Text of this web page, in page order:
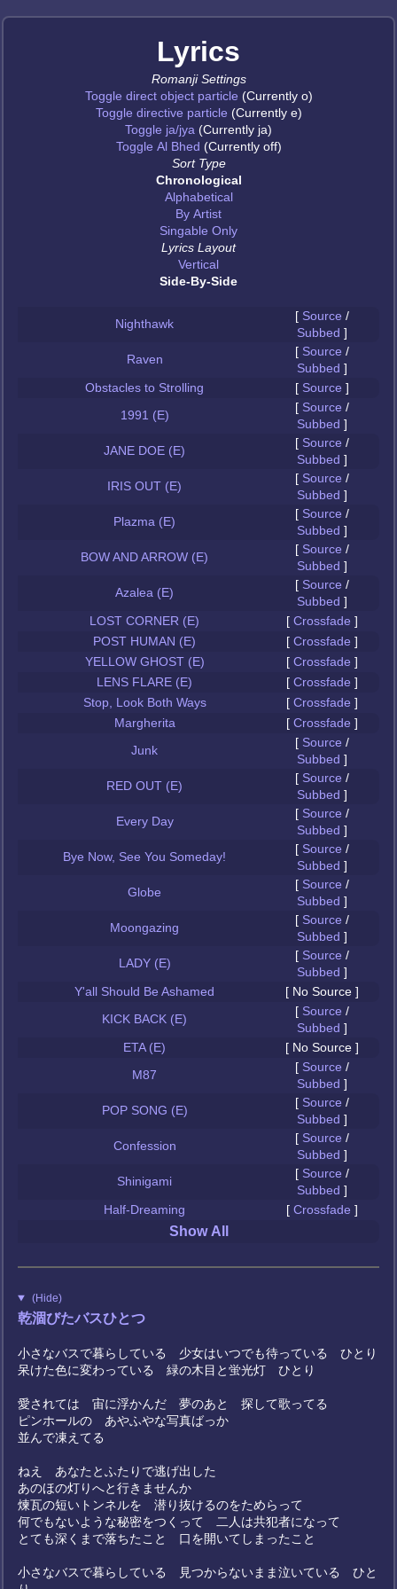
Lyrics
Romanji Settings
Toggle direct object particle (Currently o)
Toggle directive particle (Currently e)
Toggle ja/jya (Currently ja)
Toggle Al Bhed (Currently off)
Sort Type
Chronological
Alphabetical
By Artist
Singable Only
Lyrics Layout
Vertical
Side-By-Side
Nighthawk
[ Source /
Subbed ]
Raven
[ Source /
Subbed ]
Obstacles to Strolling
[ Source ]
1991 (E)
[ Source /
Subbed ]
JANE DOE (E)
[ Source /
Subbed ]
IRIS OUT (E)
[ Source /
Subbed ]
Plazma (E)
[ Source /
Subbed ]
BOW AND ARROW (E)
[ Source /
Subbed ]
Azalea (E)
[ Source /
Subbed ]
LOST CORNER (E)
[ Crossfade ]
POST HUMAN (E)
[ Crossfade ]
YELLOW GHOST (E)
[ Crossfade ]
LENS FLARE (E)
[ Crossfade ]
Stop, Look Both Ways
[ Crossfade ]
Margherita
[ Crossfade ]
Junk
[ Source /
Subbed ]
RED OUT (E)
[ Source /
Subbed ]
Every Day
[ Source /
Subbed ]
Bye Now, See You Someday!
[ Source /
Subbed ]
Globe
[ Source /
Subbed ]
Moongazing
[ Source /
Subbed ]
LADY (E)
[ Source /
Subbed ]
Y'all Should Be Ashamed
[ No Source ]
KICK BACK (E)
[ Source /
Subbed ]
ETA (E)
[ No Source ]
M87
[ Source /
Subbed ]
POP SONG (E)
[ Source /
Subbed ]
Confession
[ Source /
Subbed ]
Shinigami
[ Source /
Subbed ]
Half-Dreaming
[ Crossfade ]
Show All
(Hide)
乾涸びたバスひとつ
小さなバスで暮らしている 少女はいつでも待っている ひとり
呆けた色に変わっている 緑の木目と蛍光灯 ひとり
愛されては 宙に浮かんだ 夢のあと 探して歌ってる
ピンホールの あやふやな写真ばっか
並んで凍えてる
ねえ あなたとふたりで逃げ出した
あのほの灯りへと行きませんか
煉瓦の短いトンネルを 潜り抜けるのをためらって
何でもないような秘密をつくって 二人は共犯者になって
とても深くまで落ちたこと 口を開いてしまったこと
小さなバスで暮らしている 見つからないまま泣いている ひと